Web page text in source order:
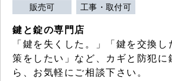
販売可 工事・取付可
鍵と錠の専門店
「鍵を失くした。」「鍵を交換
策をしたい」など、カギと防犯に
ら、お気軽にご相談下さい。